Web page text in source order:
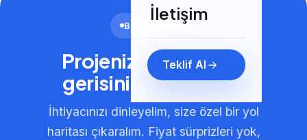
İletişim
Teklif Al
BAŞLAYALIM
Projenizi konuşalım,
gerisini bize bırakın.
İhtiyacınızı dinleyelim, size özel bir yol
haritası çıkaralım. Fiyat sürprizleri yok,